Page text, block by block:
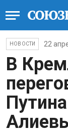
НОВОСТИ 22
В